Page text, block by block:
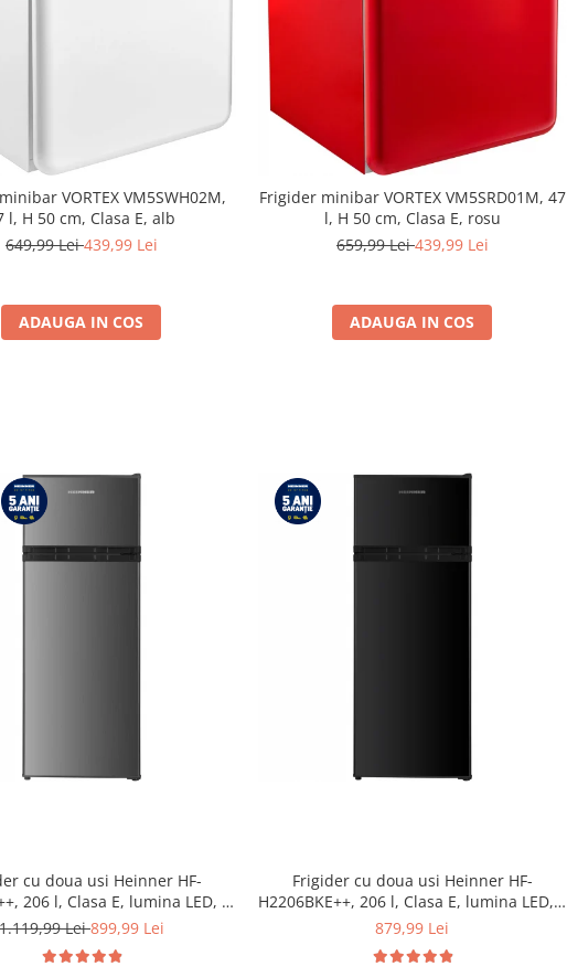
VORTEX VM5SWH02M,
l, H 50 cm, Clasa E, alb
649,99 Lei439,99 Lei
ADAUGA IN COS
Frigider minibar VORTEX VM5SRD01M, 47
l, H 50 cm, Clasa E, rosu
659,99 Lei439,99 Lei
ADAUGA IN COS
cu doua usi Heinner HF-
206 l, Clasa E, lumina LED, 3
de sticla, H 143 cm, Inox
1.119,99 Lei899,99 Lei
Frigider cu doua usi Heinner HF-
H2206BKE++, 206 l, Clasa E, lumina LED, 3
rafturi de sticla, H 143 cm, Negru
879,99 Lei